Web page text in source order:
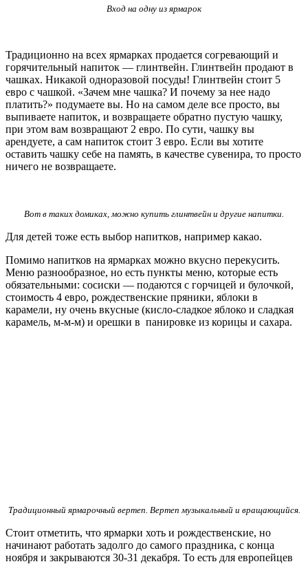
Вход на одну из ярмарок
Традиционно на всех ярмарках продается согревающий и
горячительный напиток — глинтвейн. Глинтвейн продают в
чашках. Никакой одноразовой посуды! Глинтвейн стоит 5
евро с чашкой. «Зачем мне чашка? И почему за нее надо
платить?» подумаете вы. Но на самом деле все просто, вы
выпиваете напиток, и возвращаете обратно пустую чашку,
при этом вам возвращают 2 евро. По сути, чашку вы
арендуете, а сам напиток стоит 3 евро. Если вы хотите
оставить чашку себе на память, в качестве сувенира, то просто
ничего не возвращаете.
Вот в таких домиках, можно купить глинтвейн и другие напитки.
Для детей тоже есть выбор напитков, например какао.
Помимо напитков на ярмарках можно вкусно перекусить.
Меню разнообразное, но есть пункты меню, которые есть
обязательными: сосиски — подаются с горчицей и булочкой,
стоимость 4 евро, рождественские пряники, яблоки в
карамели, ну очень вкусные (кисло-сладкое яблоко и сладкая
карамель, м-м-м) и орешки в панировке из корицы и сахара.
Традиционный ярмарочный вертеп. Вертеп музыкальный и вращающийся.
Стоит отметить, что ярмарки хоть и рождественские, но
начинают работать задолго до самого праздника, с конца
ноября и закрываются 30-31 декабря. То есть для европейцев